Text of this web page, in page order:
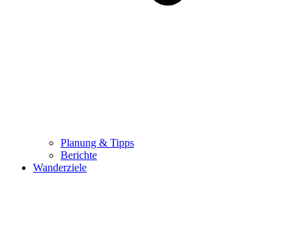
Planung & Tipps
Berichte
Wanderziele